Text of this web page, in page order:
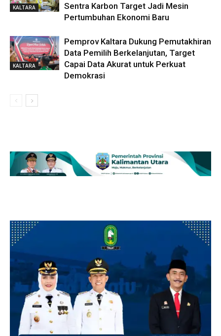
KALTARA
Sentra Karbon Target Jadi Mesin
Pertumbuhan Ekonomi Baru
KALTARA
Pemprov Kaltara Dukung Pemutakhiran
Data Pemilih Berkelanjutan, Target
Capai Data Akurat untuk Perkuat
Demokrasi